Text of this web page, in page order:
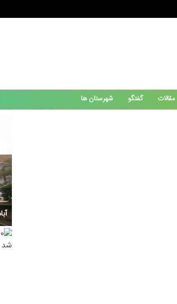
مقالات گفتگو شهرستان ها
آبادان